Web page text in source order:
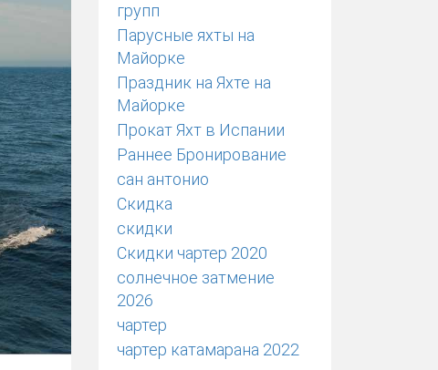
групп
Парусные яхты на
Майорке
Праздник на Яхте на
Майорке
Прокат Яхт в Испании
Раннее Бронирование
сан антонио
Скидка
скидки
Скидки чартер 2020
солнечное затмение
2026
чартер
чартер катамарана 2022